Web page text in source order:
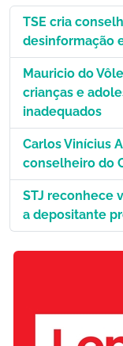
TSE cria
desinformação
Mauricio do
crianças e
inadequados
Carlos Vinícius
conselheiro do
STJ reconhece
a depositante